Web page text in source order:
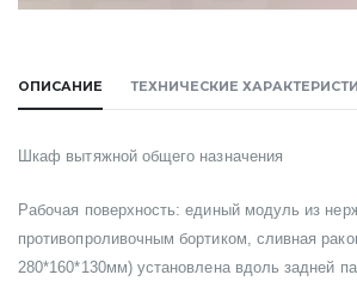
ОПИСАНИЕ ТЕХНИЧЕСКИЕ
Шкаф вытяжной общего назначения
Рабочая поверхность: единый модуль из
противопроливочным бортиком, сливная
280*160*130мм) установлена вдоль задней